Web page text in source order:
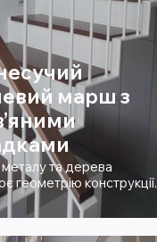
марш з
та дерева
геометрію конструкції.